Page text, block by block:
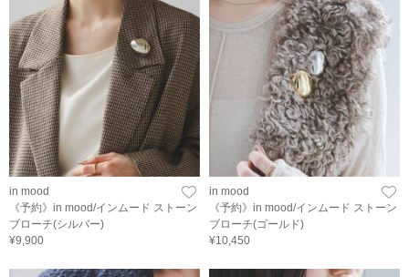
in mood
《予約》in mood/インムード ストーン
ブローチ(シルバー)
¥9,900
in mood
《予約》in mood/インムード ストーン
ブローチ(ゴールド)
¥10,450